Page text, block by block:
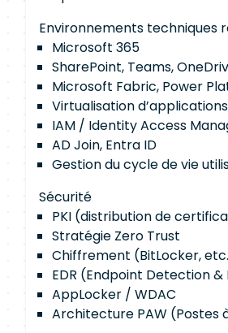
Environnements techniques
Microsoft 365
SharePoint, Teams,
Microsoft Fabric, Power
Virtualisation d’applications
IAM / Identity Access
AD Join, Entra ID
Gestion du cycle de vie
Sécurité
PKI (distribution de
Stratégie Zero Trust
Chiffrement (BitLocker,
EDR (Endpoint Detection &
AppLocker / WDAC
Architecture PAW (Postes